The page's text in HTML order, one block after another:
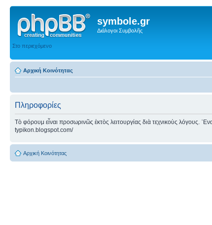
symbole.gr
Διάλογοι Συμβολῆς
Στο περιεχόμενο
Αρχική Κοινότητας
Πληροφορίες
Τὸ φόρουμ εἶναι προσωρινῶς ἐκτὸς λειτουργίας διὰ τεχνικοὺς
typikon.blogspot.com/
Αρχική Κοινότητας